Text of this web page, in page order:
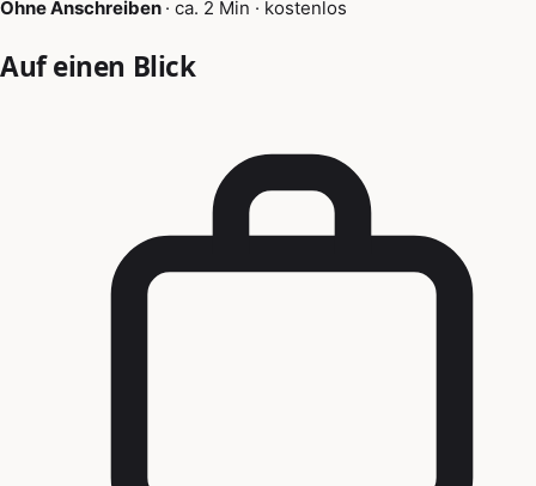
Ohne Anschreiben · ca. 2 Min · kostenlos
Auf einen Blick